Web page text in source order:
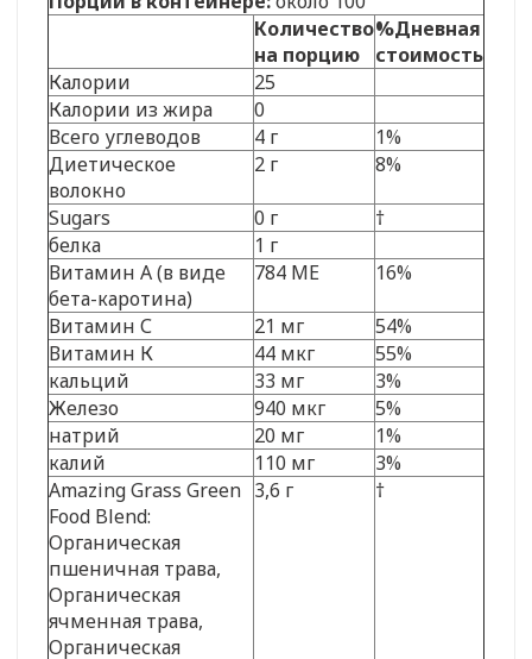
Количество
на порцию
%Дневная
стоимость
Калории
25
Калории из жира
0
Всего углеводов
4 г
1%
Диетическое
волокно
2 г 8%
Sugars 0 г
†
белка
1 г
Витамин А (в виде
бета-каротина)
784 МЕ 16%
Витамин С 21 мг
54%
Витамин К
44 мкг
55%
кальций
33 мг
3%
Железо
940 мкг
5%
натрий
20 мг
1%
калий
110 мг
3%
Amazing Grass Green
Food Blend:
Органическая
пшеничная трава,
Органическая
ячменная трава,
Органическая
3,6 г †